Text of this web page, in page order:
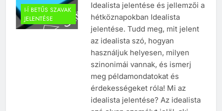
I-Í BETŰS SZAVAK
JELENTÉSE
Idealista jelentése és jellemzői a
hétköznapokban Idealista
jelentése. Tudd meg, mit jelent
az idealista szó, hogyan
használjuk helyesen, milyen
szinonimái vannak, és ismerj
meg példamondatokat és
érdekességeket róla! Mi az
idealista jelentése? Az idealista